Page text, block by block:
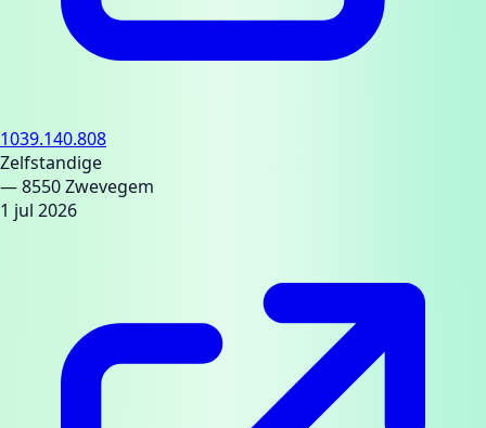
1039.140.808
Zelfstandige
— 8550 Zwevegem
1 jul 2026